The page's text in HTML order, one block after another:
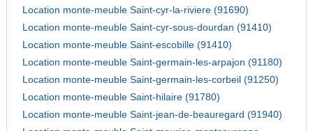
Location monte-meuble Saint-cyr-la-riviere (91690)
Location monte-meuble Saint-cyr-sous-dourdan (91410)
Location monte-meuble Saint-escobille (91410)
Location monte-meuble Saint-germain-les-arpajon (91180)
Location monte-meuble Saint-germain-les-corbeil (91250)
Location monte-meuble Saint-hilaire (91780)
Location monte-meuble Saint-jean-de-beauregard (91940)